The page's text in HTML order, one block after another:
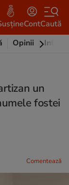
ContCaută
Opinii
un
fostei
Comentează